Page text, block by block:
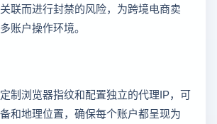
联而进行封禁的风险，为跨境电商卖
账户操作环境。
制浏览器指纹和配置独立的代理IP，可
和地理位置，确保每个账户都呈现为